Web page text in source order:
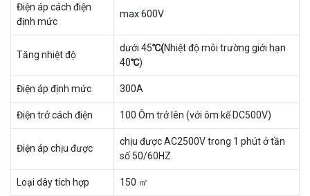
Điện áp cách điện
định mức
max 600V
Tăng nhiệt độ
dưới 45℃(Nhiệt độ môi trường giới hạn
40℃)
Điện áp định mức 300A
Điện trở cách điện 100 Ôm trở lên (với ôm kế DC500V)
Điện áp chịu được
chịu được AC2500V trong 1 phút ở tần
số 50/60HZ
Loại dây tích hợp 150 ㎡